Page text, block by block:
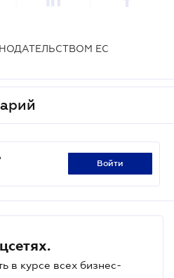
ЕС
войти
в курсе всех бизнес-